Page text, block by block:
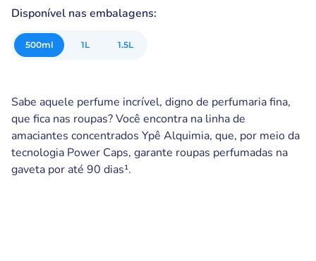
Disponível nas embalagens:
500ml 1L 1.5L
Sabe aquele perfume incrível, digno de perfumaria fina,
que fica nas roupas? Você encontra na linha de
amaciantes concentrados Ypê Alquimia, que, por meio da
tecnologia Power Caps, garante roupas perfumadas na
gaveta por até 90 dias¹.